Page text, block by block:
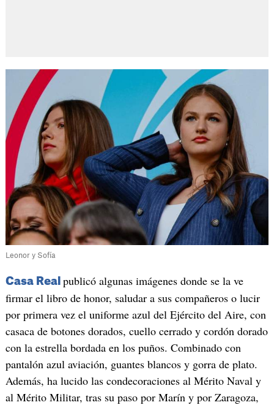
Leonor y Sofía
Casa Real publicó algunas imágenes donde se la ve
firmar el libro de honor, saludar a sus compañeros o lucir
por primera vez el uniforme azul del Ejército del Aire, con
casaca de botones dorados, cuello cerrado y cordón dorado
con la estrella bordada en los puños. Combinado con
pantalón azul aviación, guantes blancos y gorra de plato.
Además, ha lucido las condecoraciones al Mérito Naval y
al Mérito Militar, tras su paso por Marín y por Zaragoza,